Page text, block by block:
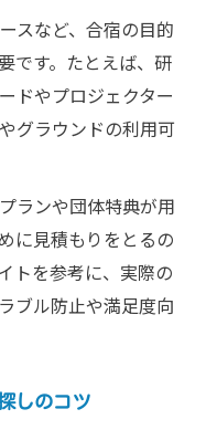
京都施設の設備
所選びのコツ
施設選び方
場所選定ポイン
すすめの東京施
先の見極め方法
ぶ東京都内宿
先比較術
比較する重要性
スなど、合宿の目的
です。たとえば、研
ドやプロジェクター
グラウンドの利用可
ランや団体特典が用
に見積もりをとるの
トを参考に、実際の
ブル防止や満足度向
しのコツ